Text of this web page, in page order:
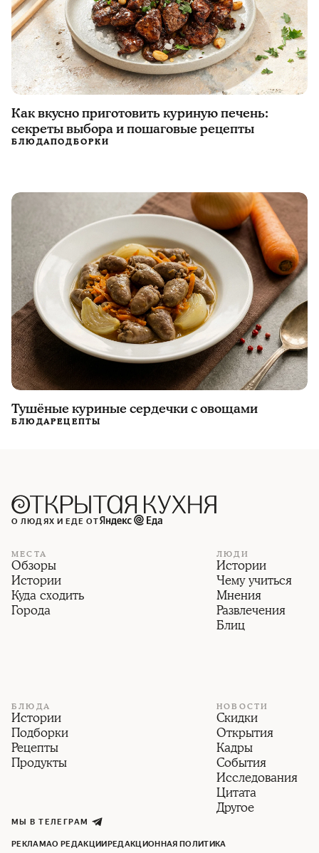
Как вкусно приготовить куриную печень:
секреты выбора и пошаговые рецепты
БЛЮДАПОДБОРКИ
Тушёные куриные сердечки с овощами
БЛЮДАРЕЦЕПТЫ
О ЛЮДЯХ И ЕДЕ ОТ
МЕСТА
Обзоры
Истории
Куда сходить
Города
ЛЮДИ
Истории
Чему учиться
Мнения
Развлечения
Блиц
БЛЮДА
Истории
Подборки
Рецепты
Продукты
НОВОСТИ
Скидки
Открытия
Кадры
События
Исследования
Цитата
Другое
МЫ В ТЕЛЕГРАМ
РЕКЛАМАО РЕДАКЦИИРЕДАКЦИОННАЯ ПОЛИТИКА